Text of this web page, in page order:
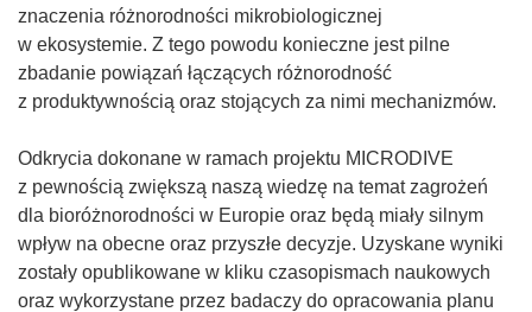
znaczenia różnorodności mikrobiologicznej
w ekosystemie. Z tego powodu konieczne jest pilne
zbadanie powiązań łączących różnorodność
z produktywnością oraz stojących za nimi mechanizmów.
Odkrycia dokonane w ramach projektu MICRODIVE
z pewnością zwiększą naszą wiedzę na temat zagrożeń
dla bioróżnorodności w Europie oraz będą miały silnym
wpływ na obecne oraz przyszłe decyzje. Uzyskane wyniki
zostały opublikowane w kliku czasopismach naukowych
oraz wykorzystane przez badaczy do opracowania planu